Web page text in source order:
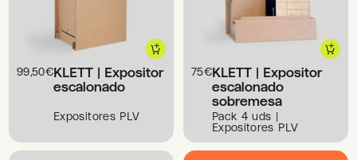
KLETT | Expositor
escalonado
Expositores PLV
99,50€
KLETT | Expositor
escalonado
sobremesa
Pack 4 uds |
Expositores PLV
75€